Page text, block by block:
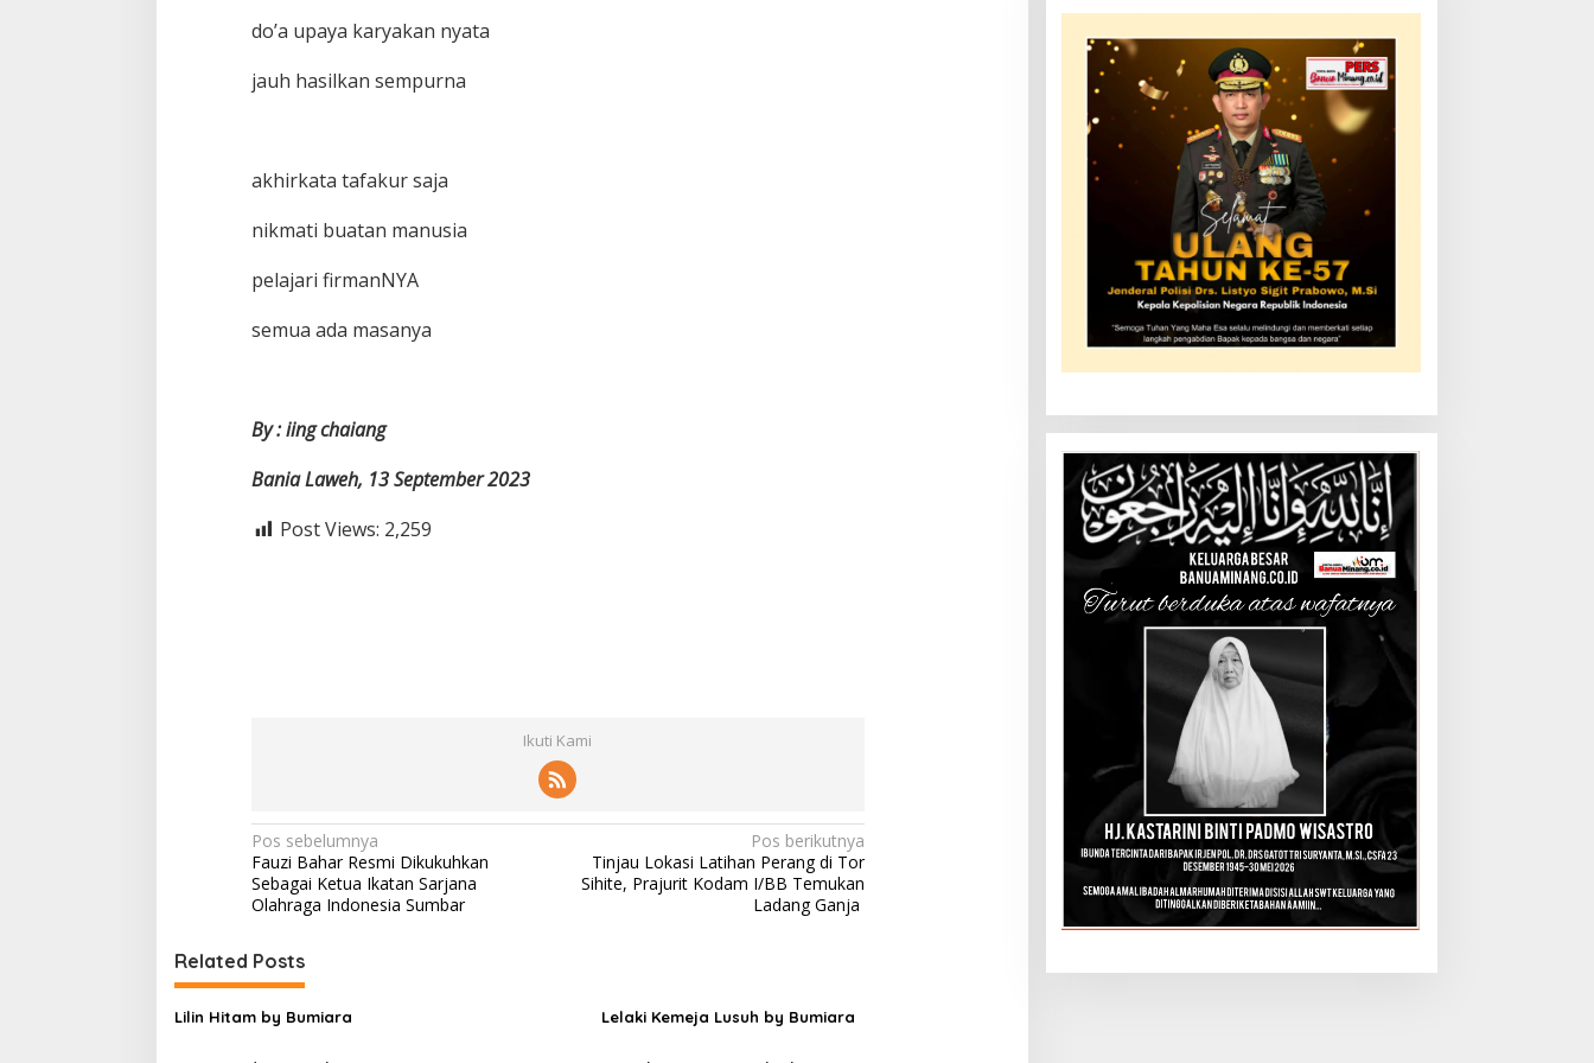
do’a upaya karyakan nyata
jauh hasilkan sempurna
akhirkata tafakur saja
nikmati buatan manusia
pelajari firmanNYA
semua ada masanya
By : iing chaiang
Bania Laweh, 13 September 2023
Post Views: 2,259
Ikuti Kami
N
a
v
i
g
a
Pos sebelumnya
Fauzi Bahar Resmi Dikukuhkan
Sebagai Ketua Ikatan Sarjana
Olahraga Indonesia Sumbar
Pos berikutnya
Tinjau Lokasi Latihan Perang di Tor
Sihite, Prajurit Kodam I/BB Temukan
Ladang Ganja
Related Posts
Lilin Hitam by Bumiara Lelaki Kemeja Lusuh by Bumiara